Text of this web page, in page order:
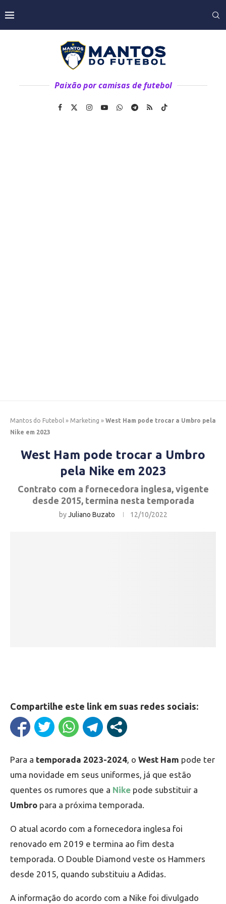
Paixão por camisas de futebol
Mantos do Futebol » Marketing » West Ham pode trocar a Umbro pela
Nike em 2023
West Ham pode trocar a Umbro
pela Nike em 2023
Contrato com a fornecedora inglesa, vigente
desde 2015, termina nesta temporada
byJuliano Buzato 12/10/2022
Compartilhe este link em suas redes sociais:
Para a temporada 2023-2024, o West Ham pode ter
uma novidade em seus uniformes, já que estão
quentes os rumores que a Nike pode substituir a
Umbro para a próxima temporada.
O atual acordo com a fornecedora inglesa foi
renovado em 2019 e termina ao fim desta
temporada. O Double Diamond veste os Hammers
desde 2015, quando substituiu a Adidas.
A informação do acordo com a Nike foi divulgado